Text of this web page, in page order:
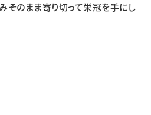
そのまま寄り切って栄冠を手にし